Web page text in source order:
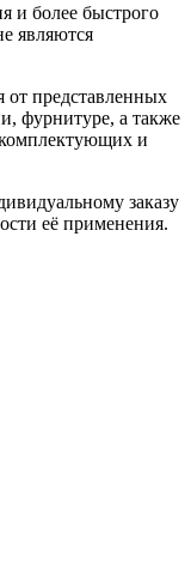
и более быстрого
являются
от представленных
фурнитуре, а также
и
заказу
её применения.